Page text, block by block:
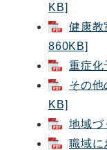
KB]
健康教
860KB]
重症化
その
KB]
地域づ
職域に